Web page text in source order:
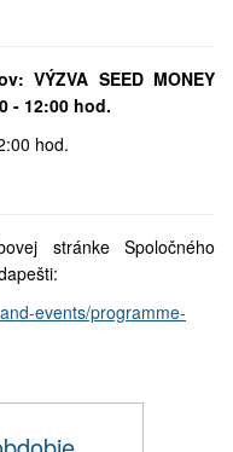
VÝZVA SEED MONEY
- 12:00 hod.
hod.
stránke Spoločného
events/programme-